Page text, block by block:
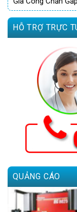
HỖ TRỢ TRỰC
QUẢNG CÁO